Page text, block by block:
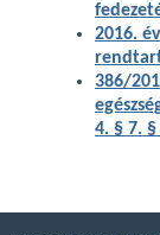
2016.
386/
4. § 7. §